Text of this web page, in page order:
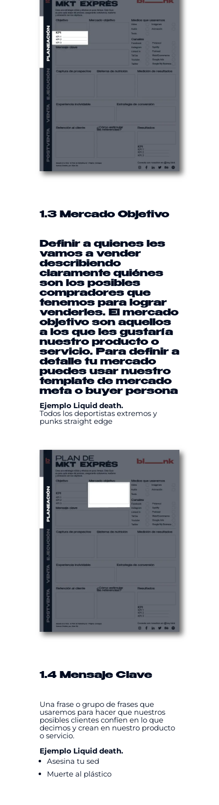
1.3 Mercado Objetivo
Definir a quienes les
vamos a vender
describiendo
claramente quiénes
son los posibles
compradores que
tenemos para lograr
venderles. El mercado
objetivo son aquellos
a los que les gustaría
nuestro producto o
servicio. Para definir a
detalle tu mercado
puedes usar nuestro
templatede mercado
metao buyer persona
Ejemplo Liquid death.
Todos los deportistas extremos y
punks straight edge
1.4 Mensaje Clave
Una frase o grupo de frases que
usaremos para hacer que nuestros
posibles clientes confíen en lo que
decimos y crean en nuestro producto
o servicio.
Ejemplo Liquid death.
Asesina tu sed
Muerte al plástico